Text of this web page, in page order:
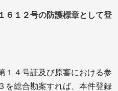
６１２号の防護標章として登
１４号証及び原審における参
を総合勘案すれば、本件登録